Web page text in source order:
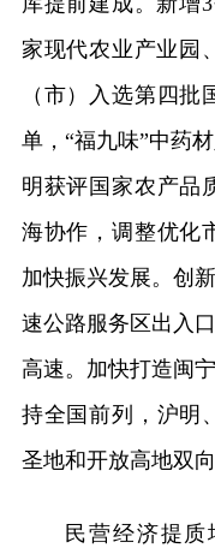
家现代农业产业园
（市）入选第四
单，“福九味”中药
明获评国家农产品
海协作，调整优化
加快振兴发展。创
速公路服务区出入
高速。加快打造闽
持全国前列，沪明
圣地和开放高地双
民营经济提